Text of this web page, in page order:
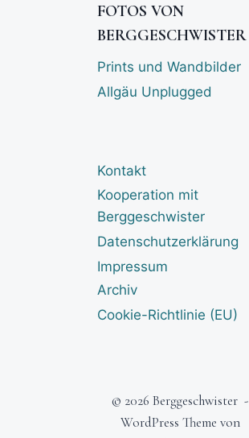
FOTOS VON
BERGGESCHWISTER
Prints und Wandbilder
Allgäu Unplugged
Kontakt
Kooperation mit
Berggeschwister
Datenschutzerklärung
Impressum
Archiv
Cookie-Richtlinie (EU)
© 2026 Berggeschwister -
WordPress Theme von